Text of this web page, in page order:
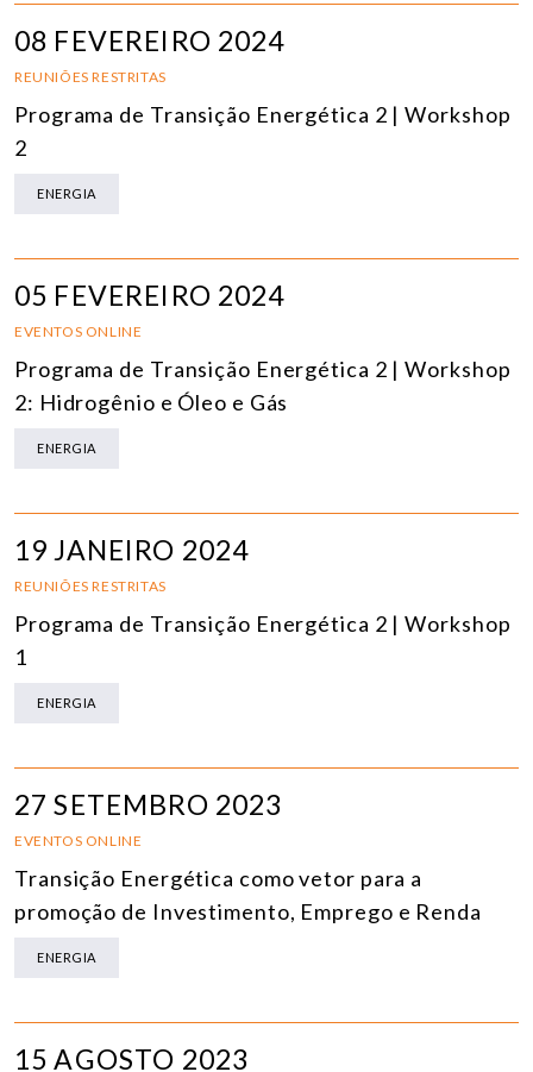
08 FEVEREIRO 2024
REUNIÕES RESTRITAS
Programa de Transição Energética 2 | Workshop
2
ENERGIA
05 FEVEREIRO 2024
EVENTOS ONLINE
Programa de Transição Energética 2 | Workshop
2: Hidrogênio e Óleo e Gás
ENERGIA
19 JANEIRO 2024
REUNIÕES RESTRITAS
Programa de Transição Energética 2 | Workshop
1
ENERGIA
27 SETEMBRO 2023
EVENTOS ONLINE
Transição Energética como vetor para a
promoção de Investimento, Emprego e Renda
ENERGIA
15 AGOSTO 2023